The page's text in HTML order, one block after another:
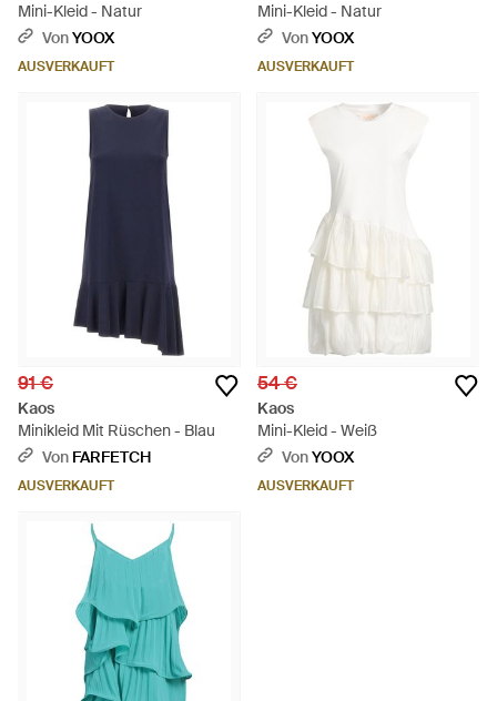
Mini-Kleid - Natur
VonYOOX
AUSVERKAUFT
Mini-Kleid - Natur
VonYOOX
AUSVERKAUFT
91 €
Kaos
Minikleid Mit Rüschen - Blau
Von FARFETCH
AUSVERKAUFT
54 €
Kaos
Mini-Kleid - Weiß
VonYOOX
AUSVERKAUFT